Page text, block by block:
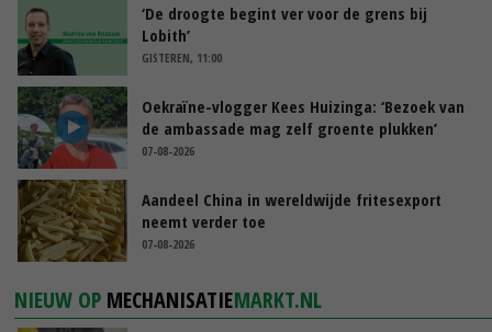
‘De droogte begint ver voor de grens bij
Lobith’
GISTEREN, 11:00
Oekraïne-vlogger Kees Huizinga: ‘Bezoek van
de ambassade mag zelf groente plukken’
07-08-2026
Aandeel China in wereldwijde fritesexport
neemt verder toe
07-08-2026
NIEUW OP MECHANISATIEMARKT.NL